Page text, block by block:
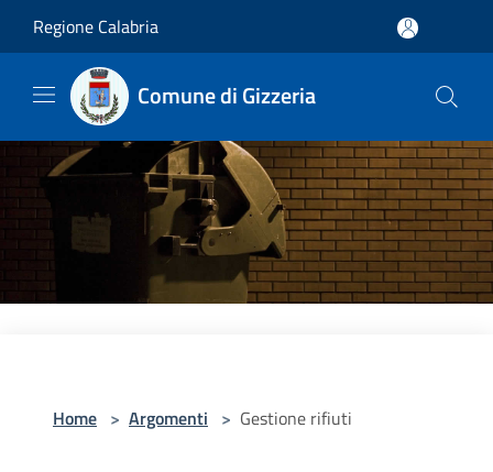
Regione Calabria
Comune di Gizzeria
Home > Argomenti > Gestione rifiuti